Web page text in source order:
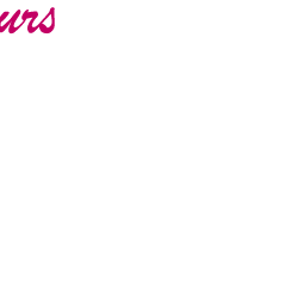
Last Minute